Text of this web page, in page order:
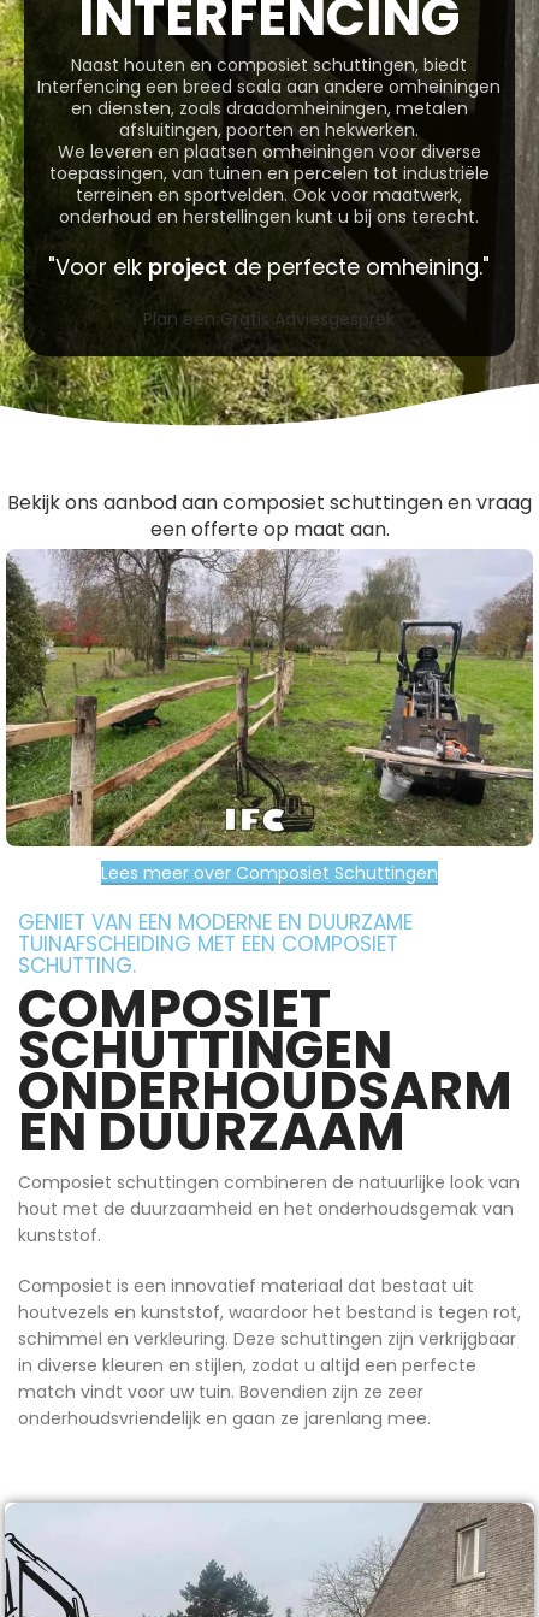
INTERFENCING
Naast houten en composiet schuttingen, biedt
Interfencing een breed scala aan andere omheiningen
en diensten, zoals draadomheiningen, metalen
afsluitingen, poorten en hekwerken.
We leveren en plaatsen omheiningen voor diverse
toepassingen, van tuinen en percelen tot industriële
terreinen en sportvelden. Ook voor maatwerk,
onderhoud en herstellingen kunt u bij ons terecht.
"Voor elk project de perfecte omheining."
Plan een Gratis Adviesgesprek
GENIET VAN EEN MODERNE EN DUURZAME
TUINAFSCHEIDING MET EEN COMPOSIET
SCHUTTING.
COMPOSIET
SCHUTTINGEN
ONDERHOUDSARM
EN DUURZAAM
Composiet schuttingen combineren de natuurlijke look van
hout met de duurzaamheid en het onderhoudsgemak van
kunststof.
Composiet is een innovatief materiaal dat bestaat uit
houtvezels en kunststof, waardoor het bestand is tegen rot,
schimmel en verkleuring. Deze schuttingen zijn verkrijgbaar
in diverse kleuren en stijlen, zodat u altijd een perfecte
match vindt voor uw tuin. Bovendien zijn ze zeer
onderhoudsvriendelijk en gaan ze jarenlang mee.
Bekijk ons aanbod aan composiet schuttingen en vraag
een offerte op maat aan.
Lees meer over Composiet Schuttingen